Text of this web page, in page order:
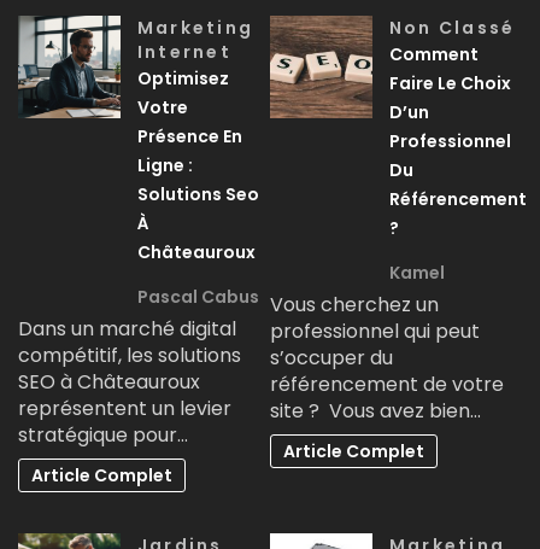
Marketing
Internet
Optimisez
Votre
Présence En
Ligne :
Solutions Seo
À
Châteauroux
Pascal Cabus
Dans un marché digital
compétitif, les solutions
SEO à Châteauroux
représentent un levier
stratégique pour…
Article Complet
Non Classé
Comment
Faire Le Choix
D’un
Professionnel
Du
Référencement
?
Kamel
Vous cherchez un
professionnel qui peut
s’occuper du
référencement de votre
site ? Vous avez bien…
Article Complet